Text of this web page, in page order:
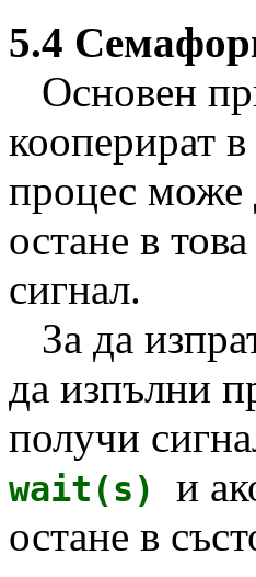
5.4
Основен
кооперират
процес може
остане в
сигнал.
За да
да изпълни
получи
wait(s)
и
остане в